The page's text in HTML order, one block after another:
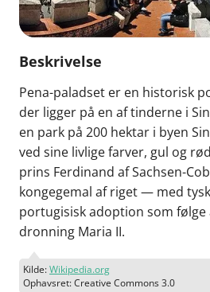
Beskrivelse
Pena-paladset er en historisk
der ligger på en af tinderne i
en park på 200 hektar i byen
ved sine livlige farver, gul og
prins Ferdinand af Sachsen-
kongegemal af riget — med
portugisisk adoption som følge
dronning Maria II.
Kilde:Wikipedia.org
Ophavsret: Creative Commons 3.0